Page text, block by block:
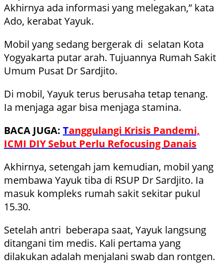
Akhirnya ada informasi yang melegakan,” kata
Ado, kerabat Yayuk.
Mobil yang sedang bergerak di selatan Kota
Yogyakarta putar arah. Tujuannya Rumah Sakit
Umum Pusat Dr Sardjito.
Di mobil, Yayuk terus berusaha tetap tenang.
Ia menjaga agar bisa menjaga stamina.
BACA JUGA: Tanggulangi Krisis Pandemi,
ICMI DIY Sebut Perlu Refocusing Danais
Akhirnya, setengah jam kemudian, mobil yang
membawa Yayuk tiba di RSUP Dr Sardjito. Ia
masuk kompleks rumah sakit sekitar pukul
15.30.
Setelah antri beberapa saat, Yayuk langsung
ditangani tim medis. Kali pertama yang
dilakukan adalah menjalani swab dan rontgen.